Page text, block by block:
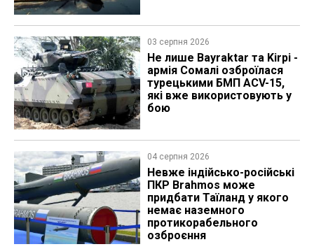
03 серпня 2026
Не лише Bayraktar та Kirpi -
армія Сомалі озброїлася
турецькими БМП ACV-15,
які вже використовують у
бою
04 серпня 2026
Невже індійсько-російські
ПКР Brahmos може
придбати Таїланд у якого
немає наземного
протикорабельного
озброєння